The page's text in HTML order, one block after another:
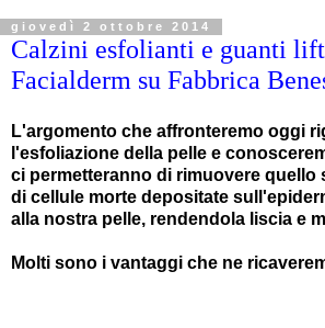
giovedì 2 ottobre 2014
Calzini esfolianti e guanti
Facialderm su Fabbrica
L'argomento che affronteremo oggi
l'esfoliazione della pelle e
ci permetteranno di rimuovere quello
di cellule morte depositate
alla nostra pelle, rendendola liscia e
Molti sono i vantaggi che ne